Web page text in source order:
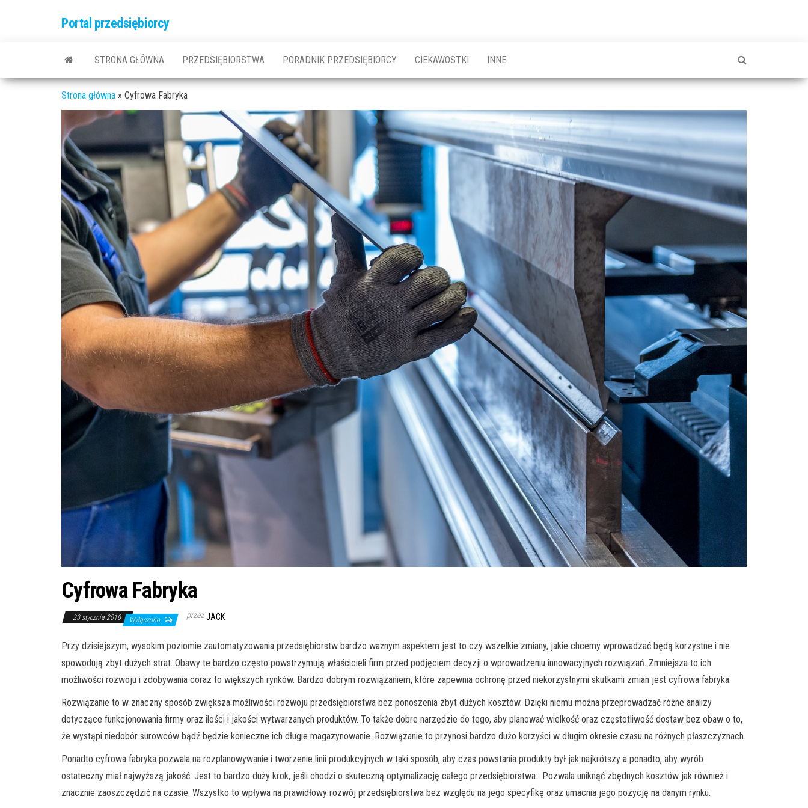
Portal przedsiębiorcy
STRONA GŁÓWNA PRZEDSIĘBIORSTWA PORADNIK PRZEDSIĘBIORCY CIEKAWOSTKI INNE
Strona główna » Cyfrowa Fabryka
Cyfrowa Fabryka
23 stycznia 2018 Wyłączono przez JACK
Przy dzisiejszym, wysokim poziomie zautomatyzowania przedsiębiorstw bardzo ważnym aspektem jest to czy wszelkie zmiany, jakie chcemy wprowadzać będą korzystne i nie
spowodują zbyt dużych strat. Obawy te bardzo często powstrzymują właścicieli firm przed podjęciem decyzji o wprowadzeniu innowacyjnych rozwiązań. Zmniejsza to ich
możliwości rozwoju i zdobywania coraz to większych rynków. Bardzo dobrym rozwiązaniem, które zapewnia ochronę przed niekorzystnymi skutkami zmian jest cyfrowa fabryka.
Rozwiązanie to w znaczny sposób zwiększa możliwości rozwoju przedsiębiorstwa bez ponoszenia zbyt dużych kosztów. Dzięki niemu można przeprowadzać różne analizy
dotyczące funkcjonowania firmy oraz ilości i jakości wytwarzanych produktów. To także dobre narzędzie do tego, aby planować wielkość oraz częstotliwość dostaw bez obaw o to,
że wystąpi niedobór surowców bądź będzie konieczne ich długie magazynowanie. Rozwiązanie to przynosi bardzo dużo korzyści w długim okresie czasu na różnych płaszczyznach.
Ponadto cyfrowa fabryka pozwala na rozplanowywanie i tworzenie linii produkcyjnych w taki sposób, aby czas powstania produkty był jak najkrótszy a ponadto, aby wyrób
ostateczny miał najwyższą jakość. Jest to bardzo duży krok, jeśli chodzi o skuteczną optymalizację całego przedsiębiorstwa. Pozwala uniknąć zbędnych kosztów jak również i
znacznie zaoszczędzić na czasie. Wszystko to wpływa na prawidłowy rozwój przedsiębiorstwa bez względu na jego specyfikę oraz umacnia jego pozycję na danym rynku.